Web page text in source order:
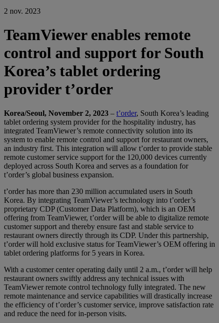
2 nov. 2023
TeamViewer enables remote
control and support for South
Korea’s tablet ordering
provider t’order
Korea/Seoul, November 2, 2023 – t’order, South Korea’s leading
tablet ordering system provider for the hospitality industry, has
integrated TeamViewer’s remote connectivity solution into its
system to enable remote control and support for restaurant owners,
an industry first. This integration will allow t’order to provide stable
remote customer service support for the 120,000 devices currently
deployed across South Korea and serves as a foundation for
t’order’s global business expansion.
t’order has more than 230 million accumulated users in South
Korea. By integrating TeamViewer’s technology into t’order’s
proprietary CDP (Customer Data Platform), which is an OEM
offering from TeamViewer, t’order will be able to digitalize remote
customer support and thereby ensure fast and stable service to
restaurant owners directly through its CDP. Under this partnership,
t’order will hold exclusive status for TeamViewer’s OEM offering in
tablet ordering platforms for 5 years in Korea.
With a customer center operating daily until 2 a.m., t’order will help
restaurant owners swiftly address any technical issues with
TeamViewer remote control technology fully integrated. The new
remote maintenance and service capabilities will drastically increase
the efficiency of t’order’s customer service, improve satisfaction rate
and reduce the need for in-person visits.